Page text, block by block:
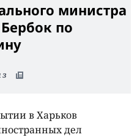
министра
по
в Харьков
дел